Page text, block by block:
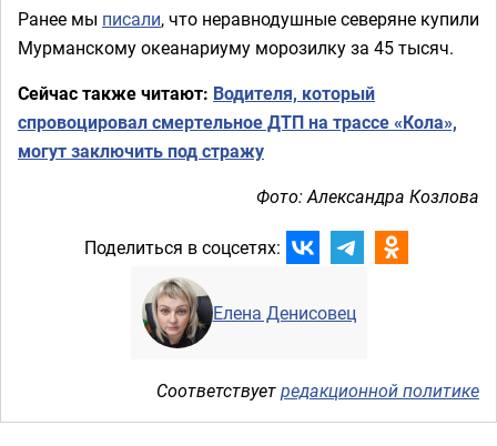
Ранее мы писали, что неравнодушные северяне купили
Мурманскому океанариуму морозилку за 45 тысяч.
Сейчас также читают: Водителя, который
спровоцировал смертельное ДТП на трассе «Кола»,
могут заключить под стражу
Фото: Александра Козлова
Поделиться в соцсетях:
Елена Денисовец
Соответствуетредакционной политике